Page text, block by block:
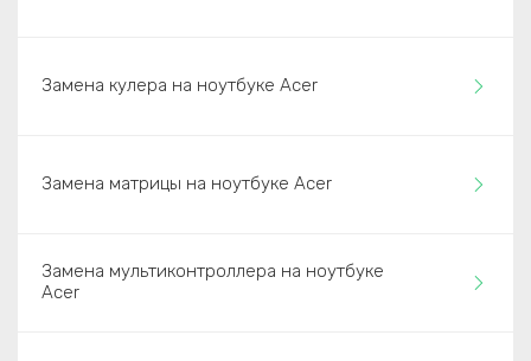
Замена кулера на ноутбуке Acer
Замена матрицы на ноутбуке Acer
Замена мультиконтроллера на ноутбуке
Acer